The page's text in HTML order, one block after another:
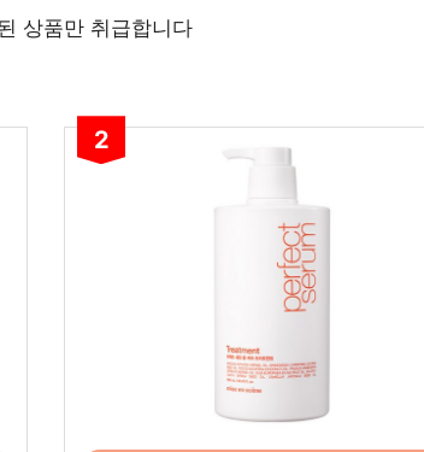
상품만 취급합니다
2